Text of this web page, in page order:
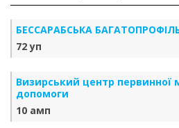
БЕССАРАБСЬКА
72 уп
Визирський центр первинної
допомоги
10 амп